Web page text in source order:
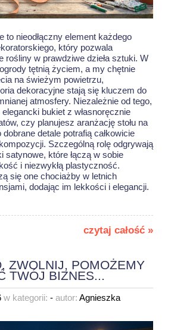
to nieodłączny element każdego
który pozwala
rośliny w prawdziwe dzieła sztuki. W
tętnią życiem, a my chętnie
na świeżym powietrzu,
dekoracyjne stają się kluczem do
atmosfery. Niezależnie od tego,
bukiet z własnoręcznie
czy planujesz aranżację stołu na
detale potrafią całkowicie
Szczególną rolę odgrywają
satynowe, które łączą w sobie
i niezwykłą plastyczność.
się one chociażby w letnich
, dodając im lekkości i elegancji.
czytaj całość »
ZWOLNIJ, POMOŻEMY
TWÓJ BIZNES...
w kategorii: - autor: Agnieszka